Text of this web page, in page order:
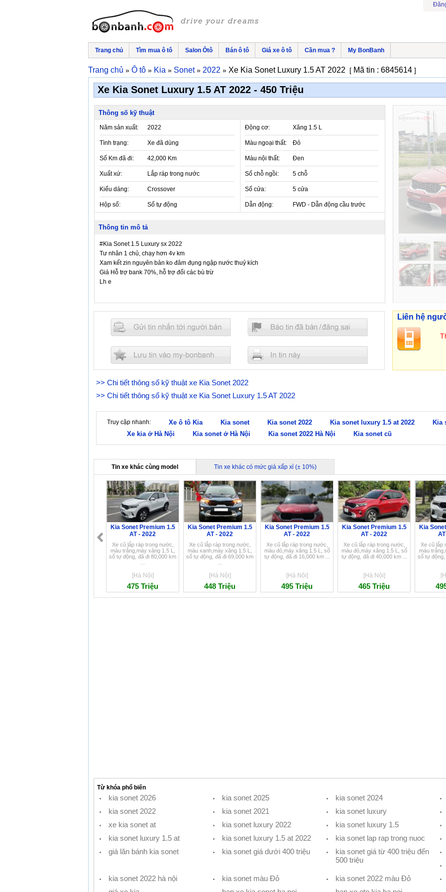
Trang chủ Tìm mua ô tô Salon Ôtô Bán ô tô Giá xe ô tô Cần mua ? My BonBanh
Trang chủ » Ô tô » Kia » Sonet» 2022 » Xe Kia Sonet Luxury 1.5 AT 2022 [ Mã tin : 6845614 ]
Xe Kia Sonet Luxury 1.5 AT 2022 - 450 Triệu
Thông số kỹ thuật
Năm sản xuất: 2022
Tình trạng: Xe đã dùng
Số Km đã đi: 42,000 Km
Xuất xứ: Lắp ráp trong nước
Kiểu dáng: Crossover
Hộp số: Số tự động
Động cơ: Xăng 1.5 L
Màu ngoại thất: Đỏ
Màu nội thất: Đen
Số chỗ ngồi: 5 chỗ
Số cửa: 5 cửa
Dẫn động: FWD - Dẫn động cầu trước
Thông tin mô tả
#Kia Sonet 1.5 Luxury sx 2022
Tư nhân 1 chủ, chạy hơn 4v km
Xam kết zin nguyên bản ko đâm đụng ngập nước thuỷ kích
Giá Hỗ trợ bank 70%, hỗ trợ đổi các bù trừ
Lh e
Liên hệ
>> Chi tiết thông số kỹ thuật xe Kia Sonet 2022
>> Chi tiết thông số kỹ thuật xe Kia Sonet Luxury 1.5 AT 2022
Truy cập nhanh: Xe ô tô Kia Kia sonet Kia sonet 2022 Kia sonet luxury 1.5 at 2022
Kia
Xe kia ở Hà Nội
Kia sonet ở Hà Nội Kia sonet 2022 Hà Nội Kia sonet cũ
Tin xe khác cùng model Tin xe khác có mức giá xấp xỉ (± 10%)
Kia Sonet Premium 1.5
AT - 2022
Xe cũ lắp ráp trong nước,
màu trắng,máy xăng 1.5 L,
số tự động, đã đi 80,000 km
[Hà Nội]
475 Triệu
Kia Sonet Premium 1.5
AT - 2022
Xe cũ lắp ráp trong nước,
màu xanh,máy xăng 1.5 L,
số tự động, đã đi 69,000 km
[Hà Nội]
448 Triệu
Kia Sonet Premium 1.5
AT - 2022
Xe cũ lắp ráp trong nước,
màu đỏ,máy xăng 1.5 L, số
tự động, đã đi 16,000 km ...
[Hà Nội]
495 Triệu
Kia Sonet Premium 1.5
AT - 2022
Xe cũ lắp ráp trong nước,
màu đỏ,máy xăng 1.5 L, số
tự động, đã đi 40,000 km ...
[Hà Nội]
465 Triệu
Kia
Xe cũ lắp
màu
số tự động,
Từ khóa phổ biến
kia sonet 2026 kia sonet 2025 kia sonet 2024
kia sonet 2022
kia sonet 2021 kia sonet luxury
xe kia sonet at
kia sonet luxury 2022 kia sonet luxury 1.5
kia sonet luxury 1.5 at
kia sonet luxury 1.5 at 2022 kia sonet lap rap trong nuoc
giá lăn bánh kia sonet
kia sonet giá dưới 400 triệu kia sonet giá từ 400 triệu đến
500 triệu
kia sonet 2022 hà nội
kia sonet màu Đỏ kia sonet 2022 màu Đỏ